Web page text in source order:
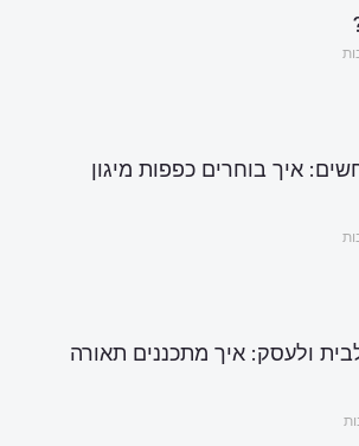
איך בוחרים כפפות מיגון
ולעסק: איך מתכננים תאורה